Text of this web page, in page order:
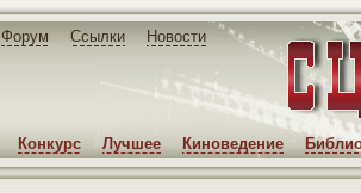
Форум Ссылки Новости
Конкурс Лучшее Киноведение